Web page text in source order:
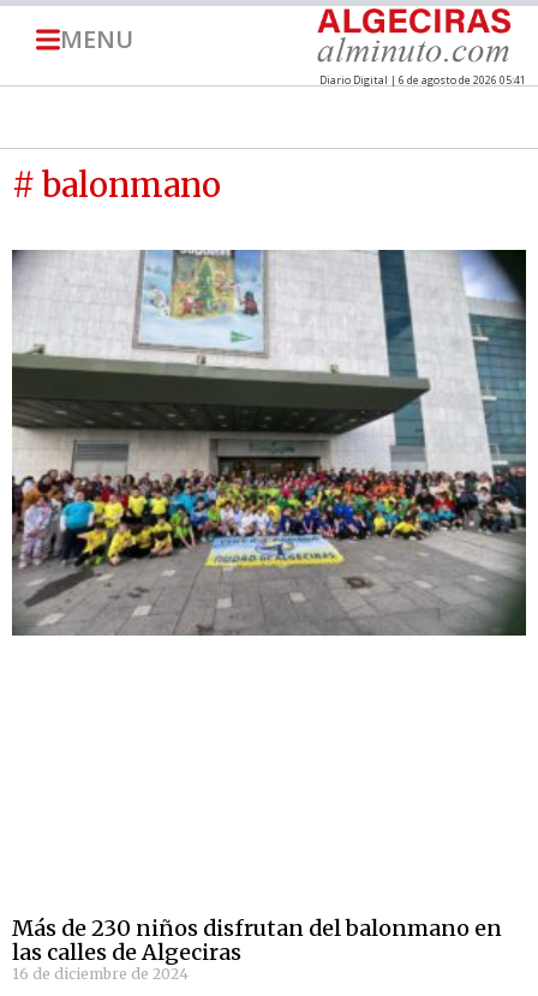
MENU
Diario Digital | 6 de agosto de 2026 05:41
# balonmano
Más de 230 niños disfrutan del balonmano en
las calles de Algeciras
16 de diciembre de 2024